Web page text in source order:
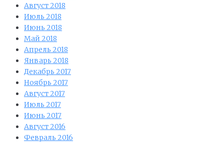
Август 2018
Июль 2018
Июнь 2018
Май 2018
Апрель 2018
Январь 2018
Декабрь 2017
Ноябрь 2017
Август 2017
Июль 2017
Июнь 2017
Август 2016
Февраль 2016